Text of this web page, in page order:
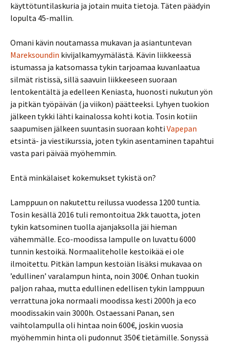
käyttötuntilaskuria ja jotain muita tietoja. Täten päädyin
lopulta 45-mallin.
Omani kävin noutamassa mukavan ja asiantuntevan
Mareksoundin kivijalkamyymälästä. Kävin liikkeessä
istumassa ja katsomassa tykin tarjoamaa kuvanlaatua
silmät ristissä, sillä saavuin liikkeeseen suoraan
lentokentältä ja edelleen Keniasta, huonosti nukutun yön
ja pitkän työpäivän (ja viikon) päätteeksi. Lyhyen tuokion
jälkeen tykki lähti kainalossa kohti kotia. Tosin kotiin
saapumisen jälkeen suuntasin suoraan kohti Vapepan
etsintä- ja viestikurssia, joten tykin asentaminen tapahtui
vasta pari päivää myöhemmin.
Entä minkälaiset kokemukset tykistä on?
Lamppuun on nakutettu reilussa vuodessa 1200 tuntia.
Tosin kesällä 2016 tuli remontoitua 2kk tauotta, joten
tykin katsominen tuolla ajanjaksolla jäi hieman
vähemmälle. Eco-moodissa lampulle on luvattu 6000
tunnin kestoikä. Normaaliteholle kestoikää ei ole
ilmoitettu. Pitkän lampun kestoiän lisäksi mukavaa on
’edullinen’ varalampun hinta, noin 300€. Onhan tuokin
paljon rahaa, mutta edullinen edellisen tykin lamppuun
verrattuna joka normaali moodissa kesti 2000h ja eco
moodissakin vain 3000h. Ostaessani Panan, sen
vaihtolampulla oli hintaa noin 600€, joskin vuosia
myöhemmin hinta oli pudonnut 350€ tietämille. Sonyssä